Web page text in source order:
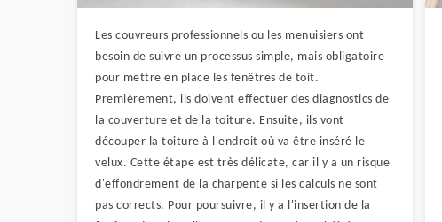
Les couvreurs professionnels ou les menuisiers ont
besoin de suivre un processus simple, mais obligatoire
pour mettre en place les fenêtres de toit.
Premièrement, ils doivent effectuer des diagnostics de
la couverture et de la toiture. Ensuite, ils vont
découper la toiture à l'endroit où va être inséré le
velux. Cette étape est très délicate, car il y a un risque
d'effondrement de la charpente si les calculs ne sont
pas corrects. Pour poursuivre, il y a l'insertion de la